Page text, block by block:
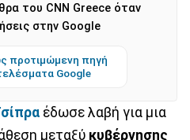
του CNN Greece όταν
στην Google
προτιμώμενη πηγή
Google
έδωσε λαβή για μια
μεταξύ κυβέρνησης